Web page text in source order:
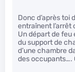
Donc d’après toi
entraînent l’arrêt
Un départ de feu
du support de
d’une chambre
des occupants….